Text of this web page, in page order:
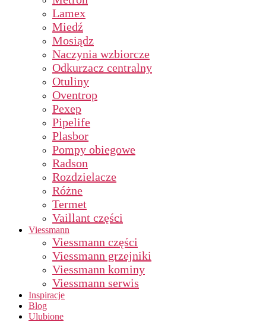
Lamex
Miedź
Mosiądz
Naczynia wzbiorcze
Odkurzacz centralny
Otuliny
Oventrop
Pexep
Pipelife
Plasbor
Pompy obiegowe
Radson
Rozdzielacze
Różne
Termet
Vaillant części
Viessmann
Viessmann części
Viessmann grzejniki
Viessmann kominy
Viessmann serwis
Inspiracje
Blog
Ulubione